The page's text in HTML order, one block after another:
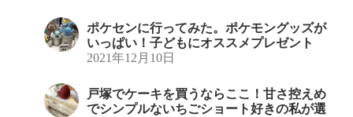
ポケセンに行ってみた。ポケモングッズが
いっぱい！子どもにオススメプレゼント
2021年12月10日
戸塚でケーキを買うならここ！甘さ控えめ
でシンプルないちごショート好きの私が選